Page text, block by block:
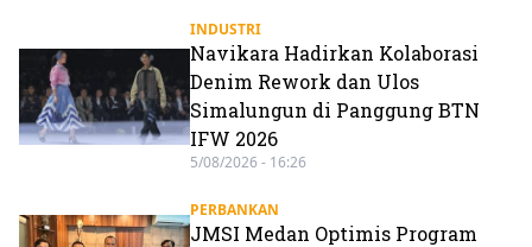
INDUSTRI
Navikara Hadirkan Kolaborasi
Denim Rework dan Ulos
Simalungun di Panggung BTN
IFW 2026
5/08/2026 - 16:26
PERBANKAN
JMSI Medan Optimis Program